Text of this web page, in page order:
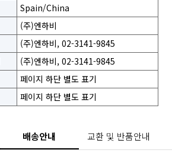
Spain/China
(주)엔하비
(주)엔하비, 02-3141-9845
(주)엔하비, 02-3141-9845
페이지 하단 별도 표기
페이지 하단 별도 표기
배송안내 교환 및 반품안내